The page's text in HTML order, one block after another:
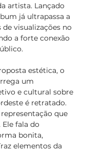
artista. Lançado
já ultrapassa a
visualizações no
a forte conexão
estética, o
um
e cultural sobre
é retratado.
que
fala do
bonita,
elementos da